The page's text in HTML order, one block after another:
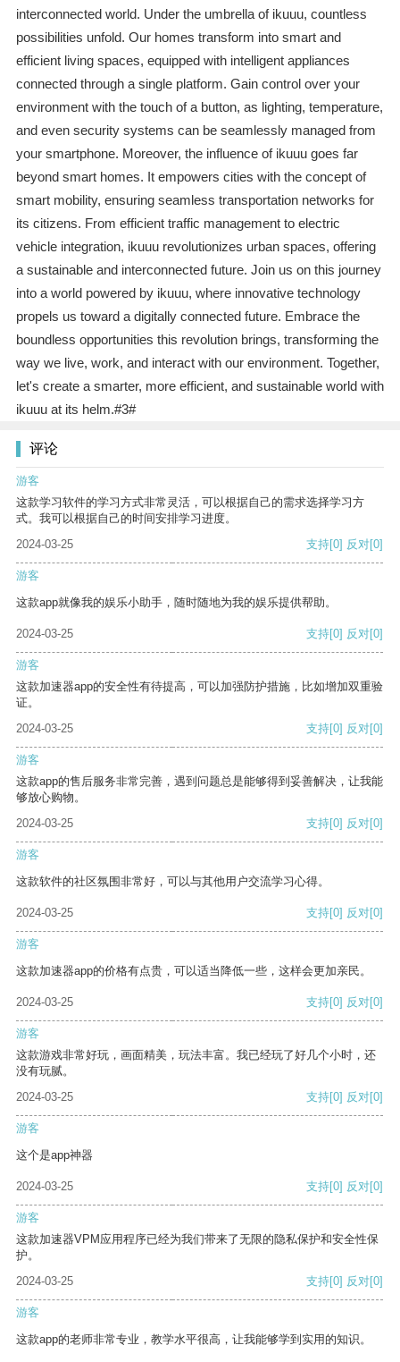
interconnected world. Under the umbrella of ikuuu, countless
possibilities unfold. Our homes transform into smart and
efficient living spaces, equipped with intelligent appliances
connected through a single platform. Gain control over your
environment with the touch of a button, as lighting, temperature,
and even security systems can be seamlessly managed from
your smartphone. Moreover, the influence of ikuuu goes far
beyond smart homes. It empowers cities with the concept of
smart mobility, ensuring seamless transportation networks for
its citizens. From efficient traffic management to electric
vehicle integration, ikuuu revolutionizes urban spaces, offering
a sustainable and interconnected future. Join us on this journey
into a world powered by ikuuu, where innovative technology
propels us toward a digitally connected future. Embrace the
boundless opportunities this revolution brings, transforming the
way we live, work, and interact with our environment. Together,
let's create a smarter, more efficient, and sustainable world with
ikuuu at its helm.#3#
评论
游客
这款学习软件的学习方式非常灵活，可以根据自己的需求选择学习方
式。我可以根据自己的时间安排学习进度。
2024-03-25
支持[0] 反对[0]
游客
这款app就像我的娱乐小助手，随时随地为我的娱乐提供帮助。
2024-03-25 支持[0] 反对[0]
游客
这款加速器app的安全性有待提高，可以加强防护措施，比如增加双重验
证。
2024-03-25
支持[0] 反对[0]
游客
这款app的售后服务非常完善，遇到问题总是能够得到妥善解决，让我能
够放心购物。
2024-03-25
支持[0] 反对[0]
游客
这款软件的社区氛围非常好，可以与其他用户交流学习心得。
2024-03-25 支持[0] 反对[0]
游客
这款加速器app的价格有点贵，可以适当降低一些，这样会更加亲民。
2024-03-25 支持[0] 反对[0]
游客
这款游戏非常好玩，画面精美，玩法丰富。我已经玩了好几个小时，还
没有玩腻。
2024-03-25
支持[0] 反对[0]
游客
这个是app神器
2024-03-25 支持[0] 反对[0]
游客
这款加速器VPM应用程序已经为我们带来了无限的隐私保护和安全性保
护。
2024-03-25
支持[0] 反对[0]
游客
这款app的老师非常专业，教学水平很高，让我能够学到实用的知识。